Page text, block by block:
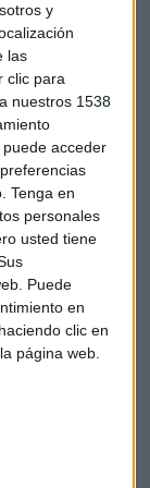
y
las
clic para
nuestros 1538
acceder
Tenga en
personales
usted tiene
Puede
en
clic en
página web.
reconoce el
ayuda sobre